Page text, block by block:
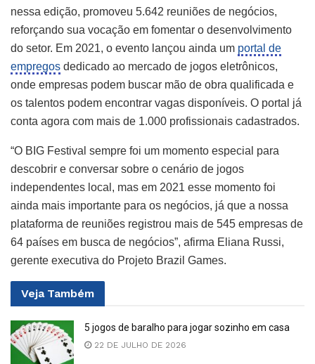
nessa edição, promoveu 5.642 reuniões de negócios,
reforçando sua vocação em fomentar o desenvolvimento
do setor. Em 2021, o evento lançou ainda um portal de
empregos dedicado ao mercado de jogos eletrônicos,
onde empresas podem buscar mão de obra qualificada e
os talentos podem encontrar vagas disponíveis. O portal já
conta agora com mais de 1.000 profissionais cadastrados.
“O BIG Festival sempre foi um momento especial para
descobrir e conversar sobre o cenário de jogos
independentes local, mas em 2021 esse momento foi
ainda mais importante para os negócios, já que a nossa
plataforma de reuniões registrou mais de 545 empresas de
64 países em busca de negócios”, afirma Eliana Russi,
gerente executiva do Projeto Brazil Games.
Veja Também
5 jogos de baralho para jogar sozinho em casa
22 DE JULHO DE 2026